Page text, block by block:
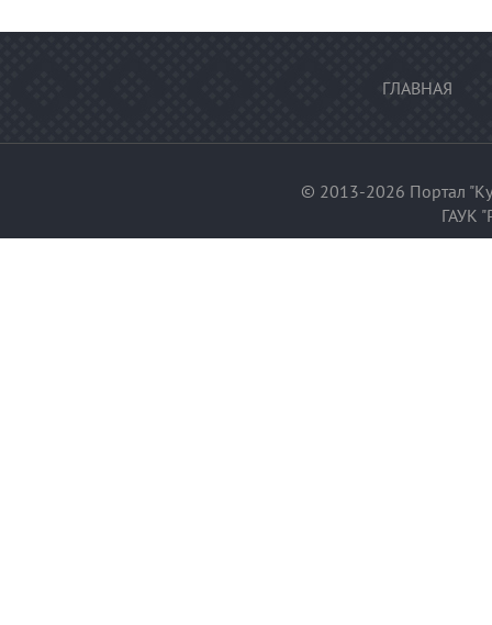
ГЛАВНАЯ
© 2013-2026 Портал
ГАУК